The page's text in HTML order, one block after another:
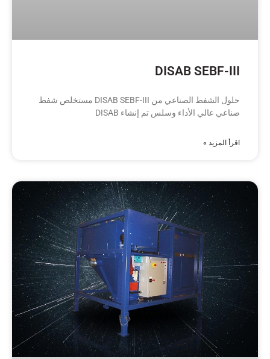
DISAB SEBF-III
حلول الشفط الصناعي من DISAB SEBF-III مستخلص شفط
صناعي عالي الأداء وسلس تم إنشاء DISAB
اقرأ المزيد »